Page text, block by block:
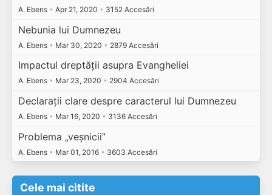
A. Ebens • Apr 21, 2020 • 3152 Accesări
Nebunia lui Dumnezeu
A. Ebens • Mar 30, 2020 • 2879 Accesări
Impactul dreptății asupra Evangheliei
A. Ebens • Mar 23, 2020 • 2904 Accesări
Declarații clare despre caracterul lui Dumnezeu
A. Ebens • Mar 16, 2020 • 3136 Accesări
Problema „veșnicii”
A. Ebens • Mar 01, 2016 • 3603 Accesări
Cele mai citite